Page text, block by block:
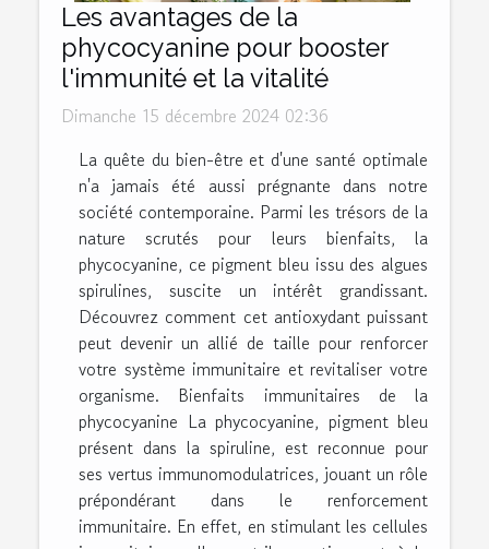
Les avantages de la
phycocyanine pour booster
l'immunité et la vitalité
Dimanche 15 décembre 2024 02:36
La quête du bien-être et d'une santé optimale
n'a jamais été aussi prégnante dans notre
société contemporaine. Parmi les trésors de la
nature scrutés pour leurs bienfaits, la
phycocyanine, ce pigment bleu issu des algues
spirulines, suscite un intérêt grandissant.
Découvrez comment cet antioxydant puissant
peut devenir un allié de taille pour renforcer
votre système immunitaire et revitaliser votre
organisme. Bienfaits immunitaires de la
phycocyanine La phycocyanine, pigment bleu
présent dans la spiruline, est reconnue pour
ses vertus immunomodulatrices, jouant un rôle
prépondérant dans le renforcement
immunitaire. En effet, en stimulant les cellules